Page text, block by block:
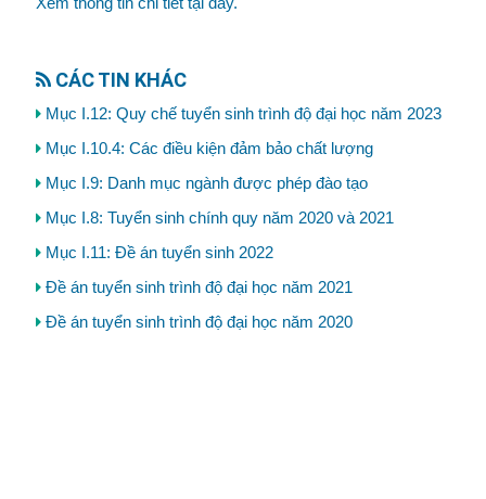
CÁC TIN KHÁC
Mục I.12: Quy chế tuyển sinh trình độ đại học năm 2023
Mục I.10.4: Các điều kiện đảm bảo chất lượng
Mục I.9: Danh mục ngành được phép đào tạo
Mục I.8: Tuyển sinh chính quy năm 2020 và 2021
Mục I.11: Đề án tuyển sinh 2022
Đề án tuyển sinh trình độ đại học năm 2021
Đề án tuyển sinh trình độ đại học năm 2020